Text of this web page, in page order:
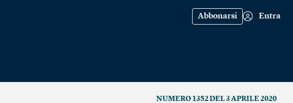
Abbonarsi Entra
NUMERO 1352 DEL 3 APRILE 2020